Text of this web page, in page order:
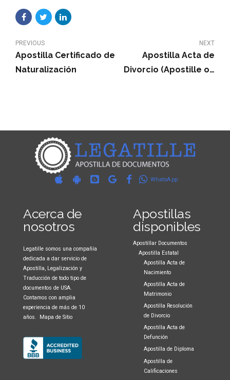
PREVIOUS
Apostilla Certificado de
Naturalización
NEXT
Apostilla Acta de
Divorcio (Apostille on
WhatsApp
Acerca de
nosotros
Legatille somos una compañía
dedicada a dar servicio de
Apostilla, Legalización y
Traducción de todo tipo de
documentos de USA.
Contamos con amplia
experiencia de más de 10
años. Mapa de Sitio
Apostillas
disponibles
Apostillar Documentos
Apostilla Estatal
Apostilla Acta de
Nacimiento
Apostilla Acta de
Matrimonio
Apostilla Resolución
de Divorcio
Apostilla Acta de
Defunción
Apostilla de Diploma
Apostilla de
Calificaciones